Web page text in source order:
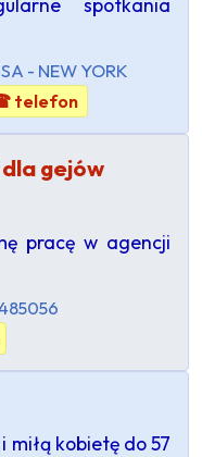
- NEW YORK
telefon
gejów
pracę w agencji
miłą kobietę do 57